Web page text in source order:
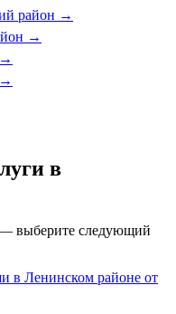
район →
→
→
→
в
выберите следующий
от